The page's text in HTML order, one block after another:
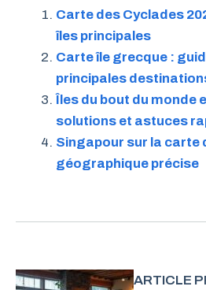
Carte des Cyclades
îles principales
Carte île grecque :
principales
Îles du bout du monde
solutions et astuces
Singapour sur la carte
géographique précise
ARTICLE